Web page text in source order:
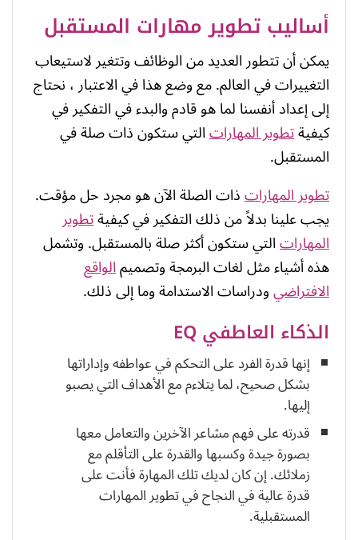
أساليب تطوير مهارات المستقبل
يمكن أن تتطور العديد من الوظائف وتتغير لاستيعاب
التغييرات في العالم. مع وضع هذا في الاعتبار ، نحتاج
إلى إعداد أنفسنا لما هو قادم والبدء في التفكير في
كيفيةتطوير المهاراتالتي ستكون ذات صلة في
المستقبل.
تطوير المهاراتذات الصلة الآن هو مجرد حل مؤقت.
يجب علينا بدلاً من ذلك التفكير في كيفيةتطوير
المهاراتالتي ستكون أكثر صلة بالمستقبل. وتشمل
هذه أشياء مثل لغات البرمجة وتصميمالواقع
الافتراضيودراسات الاستدامة وما إلى ذلك.
الذكاء العاطفي EQ
إنها قدرة الفرد على التحكم في عواطفه وإداراتها
بشكل صحيح، لما يتلاءم مع الأهداف التي يصبو
إليها.
قدرته على فهم مشاعر الآخرين والتعامل معها
بصورة جيدة وكسبها والقدرة على التأقلم مع
زملائك. إن كان لديك تلك المهارة فأنت على
قدرة عالية في النجاح في تطوير المهارات
المستقبلية.